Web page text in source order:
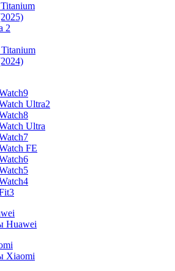
2
Ultra2
Ultra
FE
Huawei
Xiaomi